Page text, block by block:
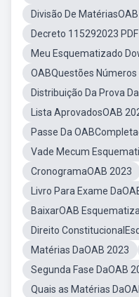
Divisão De
Decreto 115292023
Meu Esquematizado
OABQuestões Números
Distribuição Da Prova
Lista AprovadosOAB
Passe Da
Vade Mecum
CronogramaOAB 2023
Livro Para Exame
BaixarOAB
Direito
Matérias DaOAB 2023
Segunda Fase DaOAB
Quais as Matérias